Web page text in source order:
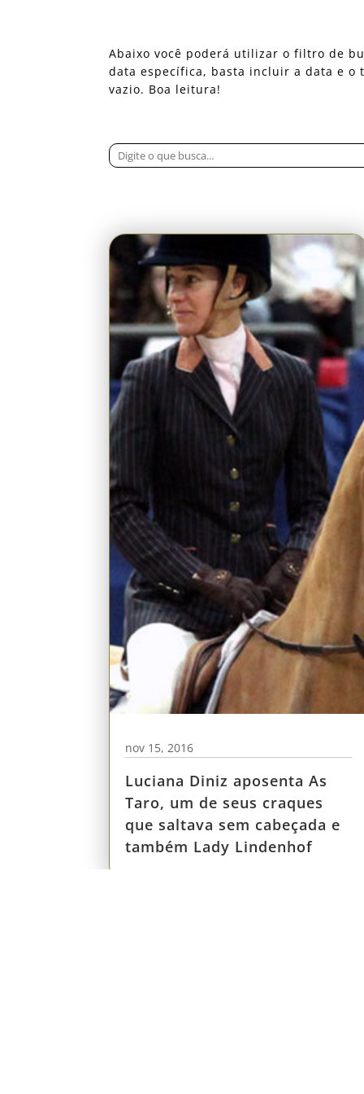
Abaixo você poderá utilizar o filtro de
data específica, basta incluir a data e o
vazio. Boa leitura!
Luciana Diniz aposenta As
Taro, um de seus craques
que saltava sem cabeçada e
também Lady Lindenhof
nov 15, 2016